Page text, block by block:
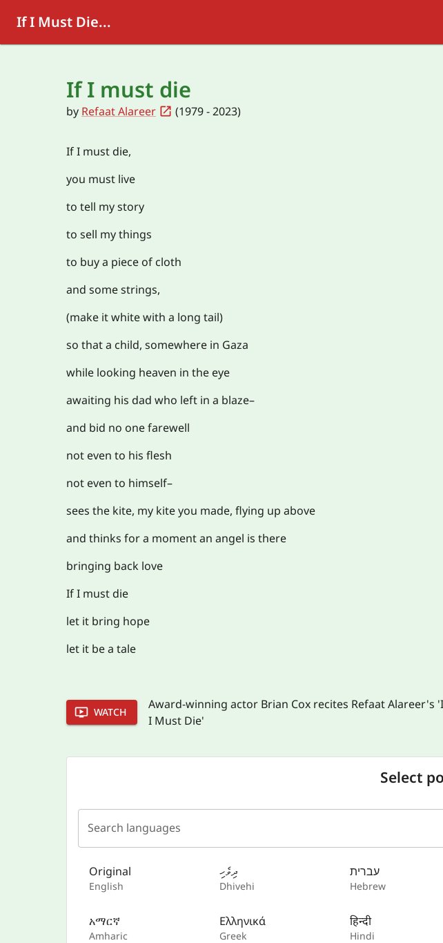
If I Must Die...
If I must die
by Refaat Alareer (1979 - 2023)
If I must die,
you must live
to tell my story
to sell my things
to buy a piece of cloth
and some strings,
(make it white with a long tail)
so that a child, somewhere in Gaza
while looking heaven in the eye
awaiting his dad who left in a blaze–
and bid no one farewell
not even to his flesh
not even to himself–
sees the kite, my kite you made, flying up above
and thinks for a moment an angel is there
bringing back love
If I must die
let it bring hope
let it be a tale
WATCH
Award-winning actor Brian Cox recites Refaat Alareer's
I Must Die'
Select
Search languages
Original
English
አማርኛ
Amharic
ދިވެހި
Dhivehi
Ελληνικά
Greek
עברית
Hebrew
हिन्दी
Hindi